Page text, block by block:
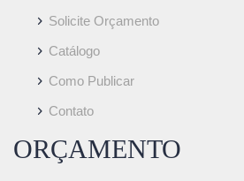
Solicite Orçamento
Catálogo
Como Publicar
Contato
ORÇAMENTO